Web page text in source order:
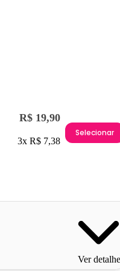
R$ 19,90
3x R$ 7,38
Selecionar
Ver